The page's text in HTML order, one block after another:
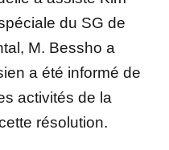
du SG de
M. Bessho a
a été informé de
activités de la
résolution.